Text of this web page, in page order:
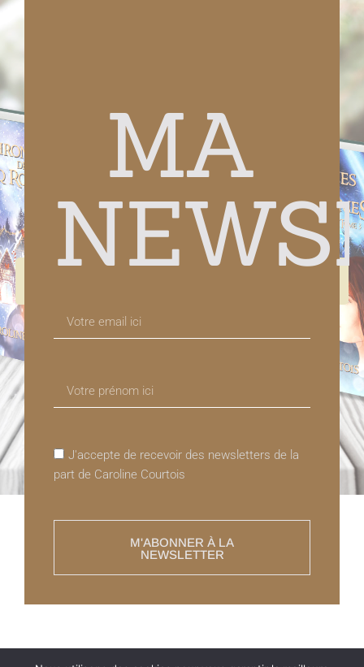
Mes Romans Fantasy
CHRONIQUES DES CINQ
ROYAUMES
Conditions générales de vente
© 2024 Tous droits réservés - Caroline Courtois
MA
J'accepte de recevoir des newsletters de la
part de Caroline Courtois
M'ABONNER À LA
NEWSLETTER